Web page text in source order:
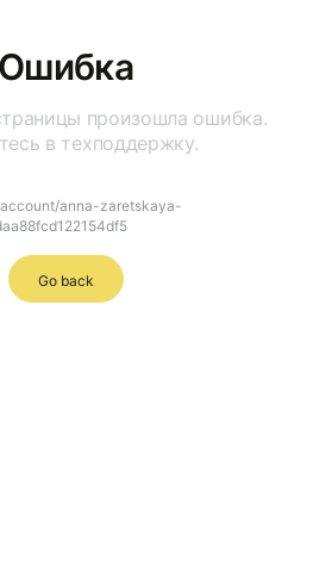
Ошибка
произошла ошибка.
в техподдержку.
anna-zaretskaya-
Go back